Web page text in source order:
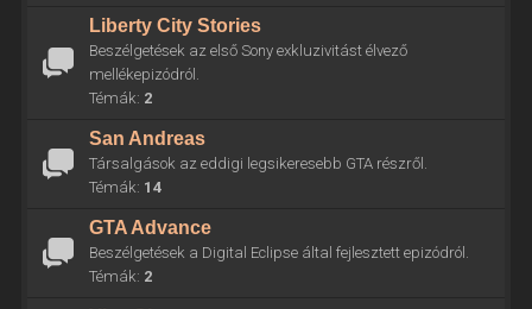
Liberty City Stories
Beszélgetések az első Sony exkluzivitást élvező
mellékepizódról.
Témák: 2
San Andreas
Társalgások az eddigi legsikeresebb GTA részről.
Témák: 14
GTA Advance
Beszélgetések a Digital Eclipse által fejlesztett epizódról.
Témák: 2